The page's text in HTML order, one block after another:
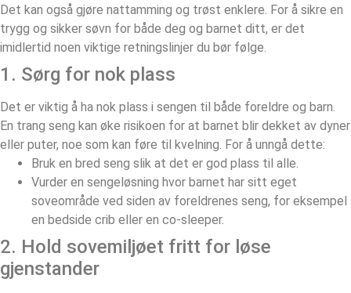
Det kan også gjøre nattamming og trøst enklere. For å sikre en
trygg og sikker søvn for både deg og barnet ditt, er det
imidlertid noen viktige retningslinjer du bør følge.
1. Sørg for nok plass
Det er viktig å ha nok plass i sengen til både foreldre og barn.
En trang seng kan øke risikoen for at barnet blir dekket av dyner
eller puter, noe som kan føre til kvelning. For å unngå dette:
Bruk en bred seng slik at det er god plass til alle.
Vurder en sengeløsning hvor barnet har sitt eget
soveområde ved siden av foreldrenes seng, for eksempel
en bedside crib eller en co-sleeper.
2. Hold sovemiljøet fritt for løse
gjenstander